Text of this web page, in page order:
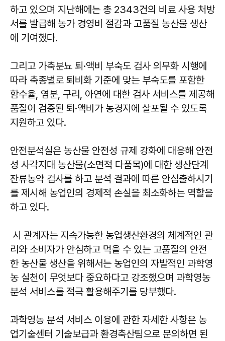
하고 있으며 지난해에는 총 2343건의 비료 사용 처방
서를 발급해 농가 경영비 절감과 고품질 농산물 생산
에 기여했다.
그리고 가축분뇨 퇴·액비 부숙도 검사 의무화 시행에
따라 축종별로 퇴비화 기준에 맞는 부숙도를 포함한
함수율, 염분, 구리, 아연에 대한 검사 서비스를 제공해
품질이 검증된 퇴·액비가 농경지에 살포될 수 있도록
지원하고 있다.
안전분석실은 농산물 안전성 규제 강화에 대응해 안전
성 사각지대 농산물(소면적 다품목)에 대한 생산단계
잔류농약 검사를 하고 분석 결과에 따른 안심출하시기
를 제시해 농업인의 경제적 손실을 최소화하는 역할을
하고 있다.
시 관계자는 지속가능한 농업생산환경의 체계적인 관
리와 소비자가 안심하고 먹을 수 있는 고품질의 안전
한 농산물 생산을 위해서는 농업인의 자발적인 과학영
농 실천이 무엇보다 중요하다고 강조했으며 과학영농
분석 서비스를 적극 활용해주기를 당부했다.
과학영농 분석 서비스 이용에 관한 자세한 사항은 농
업기술센터 기술보급과 환경축산팀으로 문의하면 된